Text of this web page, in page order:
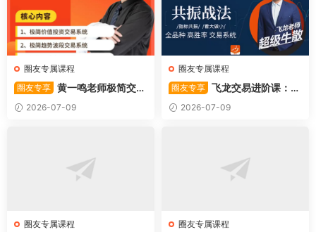
圈友专属课程
圈友专享 黄一鸣老师极简交易
系统2026-07-09
圈友专属课程
圈友专享 飞龙交易进阶课：共
振战法
2026-07-09
圈友专属课程
圈友专属课程